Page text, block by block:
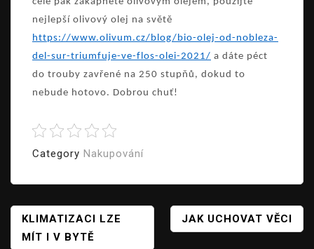
nejlepší olivový olej na světě
https://www.olivum.cz/blog/bio-olej-od-nobleza-
del-sur-triumfuje-ve-flos-olei-2021/ a dáte péct
do trouby zavřené na 250 stupňů, dokud to
nebude hotovo. Dobrou chuť!
Category Nakupování
Navigace
KLIMATIZACI LZE
MÍT I V BYTĚ
JAK UCHOVAT VĚCI